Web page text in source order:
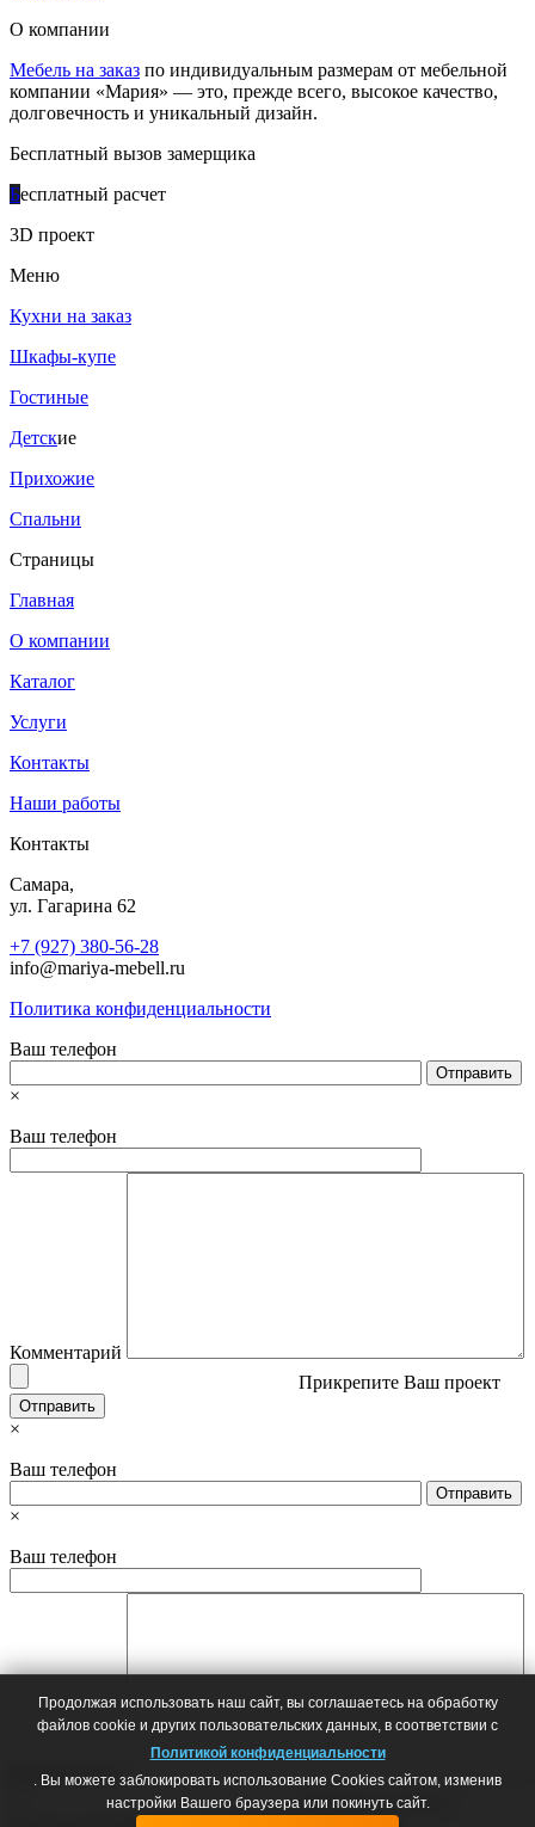
О компании
Мебель на заказ по индивидуальным размерам от мебельной
компании «Мария» — это, прежде всего, высокое качество,
долговечность и уникальный дизайн.
Бесплатный вызов замерщика
Бесплатный расчет
3D проект
Меню
Кухни на заказ
Шкафы-купе
Гостиные
Детские
Прихожие
Спальни
Страницы
Главная
О компании
Каталог
Услуги
Контакты
Наши работы
Контакты
Самара,
ул. Гагарина 62
+7 (927) 380-56-28
info@mariya-mebell.ru
Продолжая использовать наш сайт, вы соглашаетесь на обработку
файлов cookie и других пользовательских данных, в соответствии с
Политикой конфиденциальности
. Вы можете заблокировать использование Cookies сайтом, изменив
настройки Вашего браузера или покинуть сайт.
Политика конфиденциальности
Ваш телефон
×
Ваш телефон
Комментарий
Прикрепите Ваш проект
×
Ваш телефон
×
Ваш телефон
Комментарий
Прикрепите Ваш дизайн